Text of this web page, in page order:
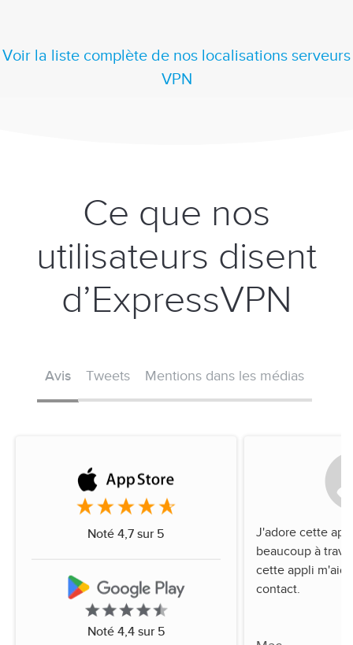
Voir la liste complète de nos localisations serveurs
VPN
Ce que nos
utilisateurs disent
d’ExpressVPN
Avis Tweets Mentions dans les médias
Noté 4,7 sur 5
Noté 4,4 sur 5
J'adore cette
beaucoup à
cette appli
contact.